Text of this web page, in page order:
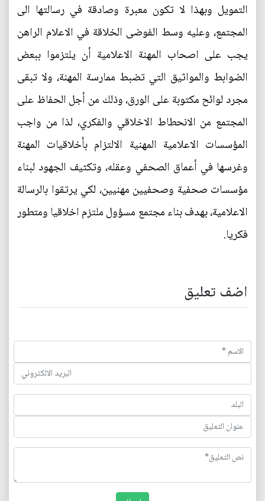
التمويل وبهذا لا تكون معبرة وصادقة في رسالتها الى
المجتمع، وعليه وسط الفوضى الخلاقة في الاعلام الراهن
يجب على اصحاب المهنة الاعلامية أن يلتزموا ببعض
الضوابط والمواثيق التي تضبط ممارسة المهنة، ولا تبقى
مجرد لوائح مكتوبة على الورق، وذلك من أجل الحفاظ على
المجتمع من الانحطاط الاخلاقي والفكري، لذا من واجب
المؤسسات الاعلامية المهنية الالتزام بأخلاقيات المهنة
وغرسها في أعماق الصحفي وعقله، وتكثيف الجهود لبناء
مؤسسات صحفية وصحفيين مهنيين، لكي يرتقوا بالرسالة
الاعلامية، بهدف بناء مجتمع مسؤول ملتزم اخلاقيا ومتطور
فكريا.
اضف تعليق